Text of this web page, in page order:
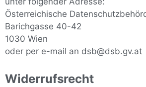
Österreichische
Barichgasse 40-42
1030 Wien
oder per e-mail an dsb@dsb.gv.at
Widerrufsrecht